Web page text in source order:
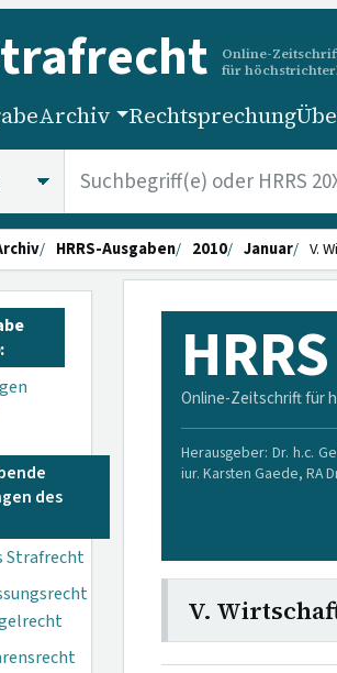
Online-
für
Archiv Rechtsprechung
HRRS-Ausgaben 2010 Januar V.
des
Strafrecht
HRRS
Online-Zeitschrift für
Herausgeber: Dr. h.c.
iur. Karsten Gaede, RA
V.